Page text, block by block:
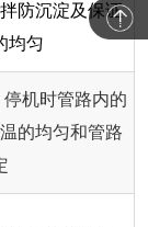
防沉淀及保证
均匀
机时管路内的
的均匀和管路